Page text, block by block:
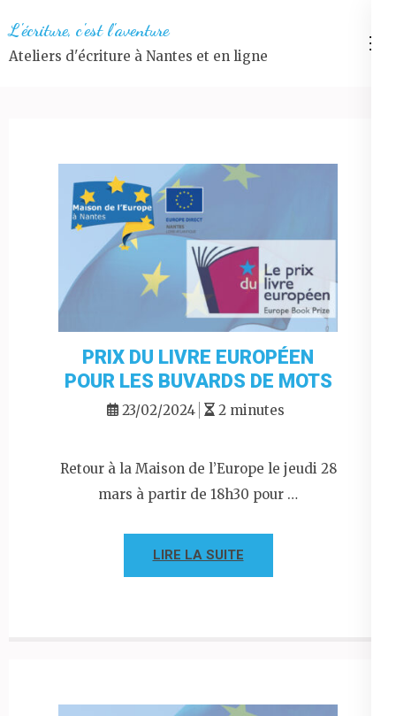
au
contenu
L'écriture, c'est l'aventure
Ateliers d'écriture à Nantes et en ligne
PRIX DU LIVRE EUROPÉEN
POUR LES BUVARDS DE MOTS
23/02/2024 2 minutes
Retour à la Maison de l’Europe le jeudi 28
mars à partir de 18h30 pour …
LIRE LA SUITE